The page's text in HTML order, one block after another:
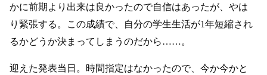
かに前期より出来は良かったので自信はあったが、やは
り緊張する。この成績で、自分の学生生活が1年短縮され
るかどうか決まってしまうのだから……。
迎えた発表当日。時間指定はなかったので、今か今かと